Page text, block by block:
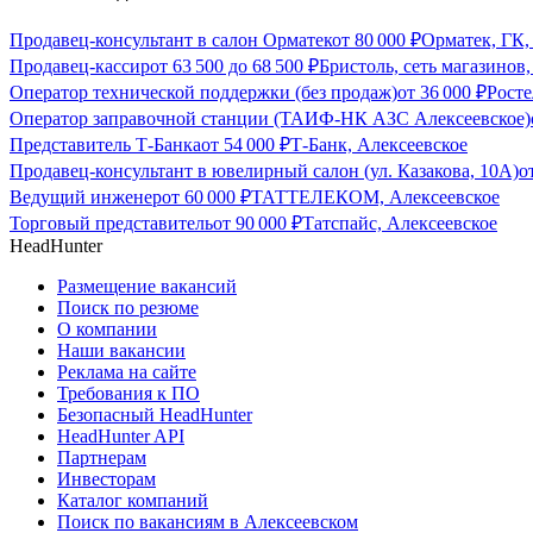
Продавец-консультант в салон Орматекот 80 000 ₽Орматек, ГК,
Продавец-кассирот 63 500 до 68 500 ₽Бристоль, сеть
Оператор технической поддержки (без продаж)от 36 000 ₽
Оператор заправочной станции (ТАИФ-НК АЗС Алексеевское)
Представитель Т-Банкаот 54 000 ₽Т-Банк, Алексеевское
Продавец-консультант в ювелирный салон (ул. Казакова, 10А)
Ведущий инженерот 60 000 ₽ТАТТЕЛЕКОМ, Алексеевское
Торговый представительот 90 000 ₽Татспайс, Алексеевское
HeadHunter
Размещение вакансий
Поиск по резюме
О компании
Наши вакансии
Реклама на сайте
Требования к ПО
Безопасный HeadHunter
HeadHunter API
Партнерам
Инвесторам
Каталог компаний
Поиск по вакансиям в Алексеевском